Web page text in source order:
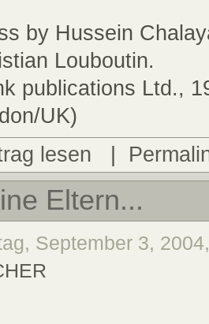
by Hussein
Louboutin.
publications Ltd.,
UK)
lesen
Eltern...
September 3,